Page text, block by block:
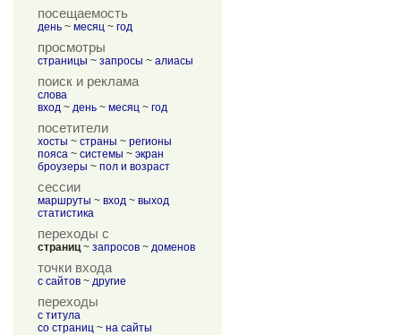
посещаемость
день ~ месяц ~ год
просмотры
страницы ~ запросы ~ алиасы
поиск и реклама
слова
вход ~ день ~ месяц ~ год
посетители
хосты ~ страны ~ регионы
пояса ~ системы ~ экран
броузеры ~ пол и возраст
сессии
маршруты ~ вход ~ выход
статистика
переходы с
страниц~ запросов ~ доменов
точки входа
с сайтов ~ другие
переходы
с титула
со страниц ~ на сайты